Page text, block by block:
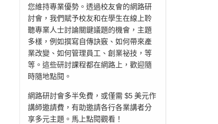
您維持專業優勢。透過校友會的網路研
討會，我們賦予校友和在學生在線上聆
聽專業人士討論關鍵議題的機會，主題
多樣，例如撰寫自傳訣竅、如何帶來產
業改變、如何管理員工、創業祕技，等
等。這些研討課程都在網路上，歡迎隨
時隨地點閱。
網路研討會多半免費，或僅需 $5 美元作
講師邀請費，有助邀請各行各業講者分
享多元主題。馬上點閱觀看！